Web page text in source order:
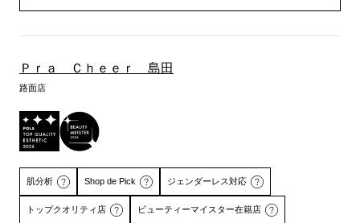
Ｐｒａ Ｃｈｅｅｒ 島田
路面店
肌分析 Shop de Pick ジェンダーレス対応
トップクオリティ店 ビューティーマイスター在籍店